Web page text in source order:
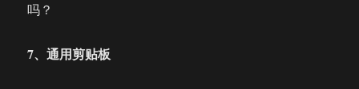
吗？
7、通用剪贴板